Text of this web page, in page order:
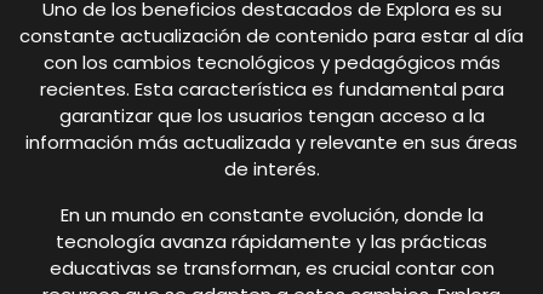
Uno de los beneficios destacados de Explora es su
constante actualización de contenido para estar al día
con los cambios tecnológicos y pedagógicos más
recientes. Esta característica es fundamental para
garantizar que los usuarios tengan acceso a la
información más actualizada y relevante en sus áreas
de interés.
En un mundo en constante evolución, donde la
tecnología avanza rápidamente y las prácticas
educativas se transforman, es crucial contar con